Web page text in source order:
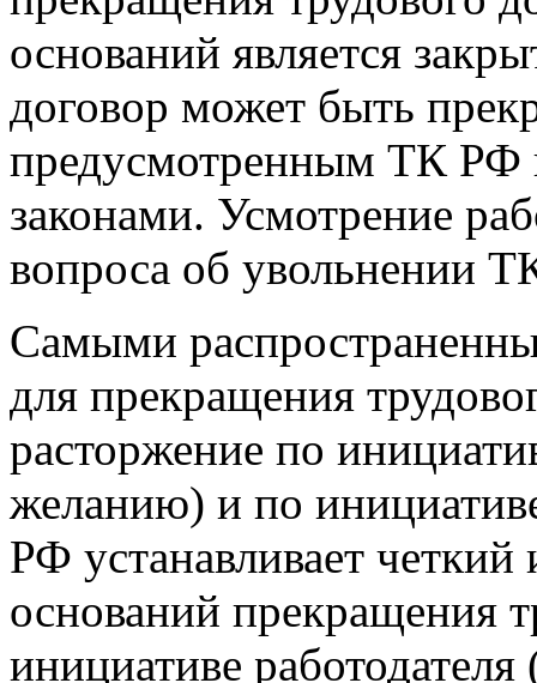
оснований является
договор может быть
предусмотренным ТК
законами. Усмотрение
вопроса об увольнении
Самыми
для прекращения
расторжение по
желанию) и по
РФ устанавливает
оснований прекращения
инициативе